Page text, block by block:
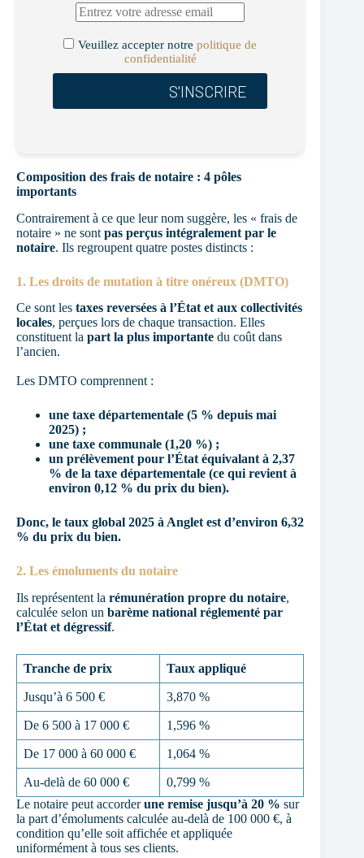
Veuillez accepter notrepolitique de
confidentialité
Composition des frais de notaire : 4 pôles
importants
Contrairement à ce que leur nom suggère, les « frais de
notaire » ne sont pas perçus intégralement par le
notaire. Ils regroupent quatre postes distincts :
1. Les droits de mutation à titre onéreux (DMTO)
Ce sont les taxes reversées à l’État et aux collectivités
locales, perçues lors de chaque transaction. Elles
constituent la part la plus importante du coût dans
l’ancien.
Les DMTO comprennent :
une taxe départementale (5 % depuis mai
2025) ;
une taxe communale (1,20 %) ;
un prélèvement pour l’État équivalant à 2,37
% de la taxe départementale (ce qui revient à
environ 0,12 % du prix du bien).
Donc, le taux global 2025 à Anglet est d’environ 6,32
% du prix du bien.
2. Les émoluments du notaire
Ils représentent la rémunération propre du notaire,
calculée selon un barème national réglementé par
l’État et dégressif.
Tranche de prix Taux appliqué
Jusqu’à 6 500 € 3,870 %
De 6 500 à 17 000 € 1,596 %
De 17 000 à 60 000 € 1,064 %
Au-delà de 60 000 €
0,799 %
Le notaire peut accorderune remise jusqu’à 20 % sur
la part d’émoluments calculée au-delà de 100 000 €, à
condition qu’elle soit affichée et appliquée
uniformément à tous ses clients.